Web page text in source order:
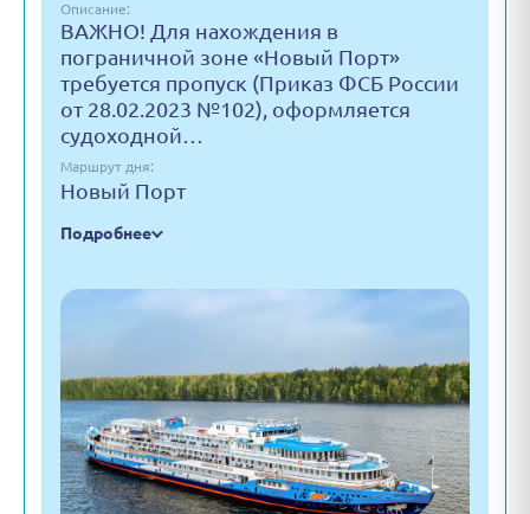
Описание:
ВАЖНО! Для нахождения в
пограничной зоне «Новый Порт»
требуется пропуск (Приказ ФСБ России
от 28.02.2023 №102), оформляется
судоходной…
Маршрут дня:
Новый Порт
Подробнее